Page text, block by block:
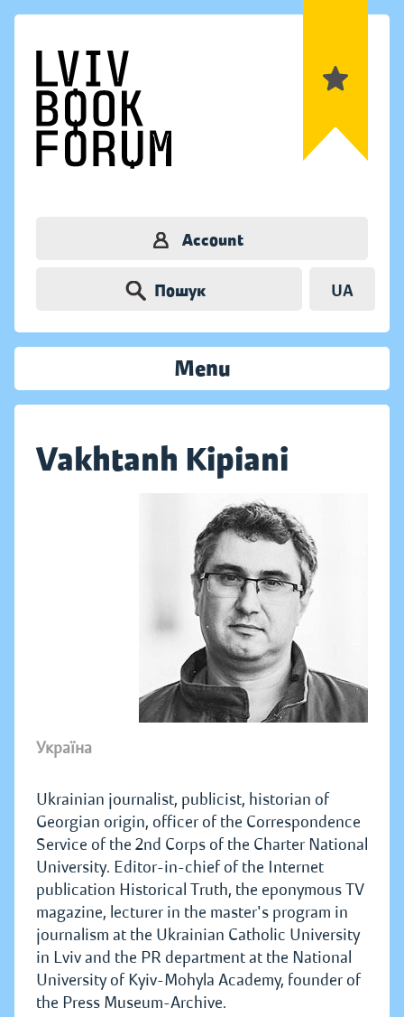
Account
Пошук UA
Menu
Vakhtanh Kipiani
Україна
Ukrainian journalist, publicist, historian of
Georgian origin, officer of the Correspondence
Service of the 2nd Corps of the Charter National
University. Editor-in-chief of the Internet
publication Historical Truth, the eponymous TV
magazine, lecturer in the master's program in
journalism at the Ukrainian Catholic University
in Lviv and the PR department at the National
University of Kyiv-Mohyla Academy, founder of
the Press Museum-Archive.